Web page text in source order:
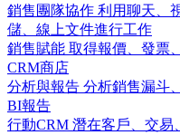
銷售團隊協作 利用聊天、
儲、線上文件進行工作
銷售賦能 取得報價、發票
CRM商店
分析與報告 分析銷售漏斗
BI報告
行動CRM 潛在客戶、交易